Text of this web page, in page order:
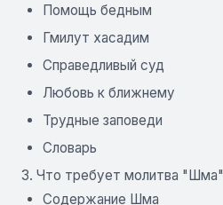
Помощь бедным
Гмилут хасадим
Справедливый суд
Любовь к ближнему
Трудные заповеди
Словарь
3. Что требует молитва "Шма"
Содержание Шма